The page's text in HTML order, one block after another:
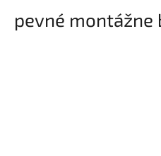
pevné montážne